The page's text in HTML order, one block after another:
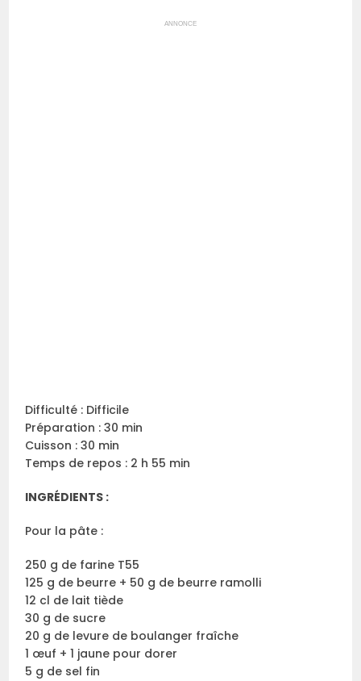
ANNONCE
Difficulté : Difficile
Préparation : 30 min
Cuisson : 30 min
Temps de repos : 2 h 55 min
INGRÉDIENTS :
Pour la pâte :
250 g de farine T55
125 g de beurre + 50 g de beurre ramolli
12 cl de lait tiède
30 g de sucre
20 g de levure de boulanger fraîche
1 œuf + 1 jaune pour dorer
5 g de sel fin